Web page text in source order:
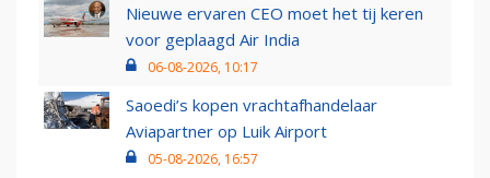
Nieuwe ervaren CEO moet het tij keren
voor geplaagd Air India
06-08-2026, 10:17
Saoedi’s kopen vrachtafhandelaar
Aviapartner op Luik Airport
05-08-2026, 16:57